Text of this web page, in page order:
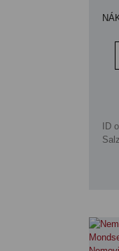
ID